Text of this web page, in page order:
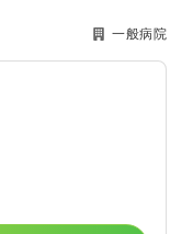
一般病院